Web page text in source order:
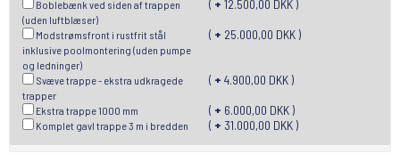
(uden luftblæser)
( + 12.500,00 DKK )
inklusive poolmontering (uden pumpe
og ledninger)
( + 25.000,00 DKK )
trapper
( + 4.900,00 DKK )
Ekstra trappe 1000 mm ( + 6.000,00 DKK )
Komplet gavl trappe 3 m i bredden ( + 31.000,00 DKK )